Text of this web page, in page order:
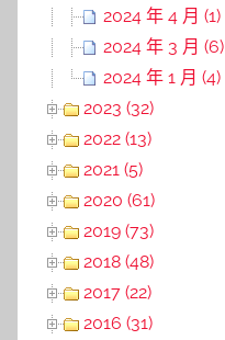
2024 年 4 月 (1)
2024 年 3 月 (6)
2024 年 1 月 (4)
2023 (32)
2022 (13)
2021 (5)
2020 (61)
2019 (73)
2018 (48)
2017 (22)
2016 (31)